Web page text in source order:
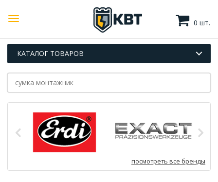
0 шт.
КАТАЛОГ ТОВАРОВ
посмотреть все бренды